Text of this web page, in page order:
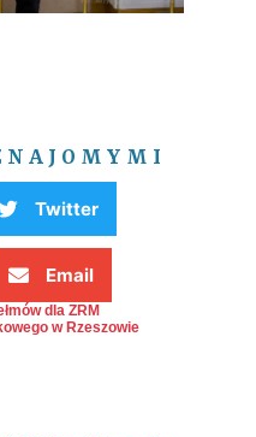
Twitter
Email
dla ZRM
w Rzeszowie